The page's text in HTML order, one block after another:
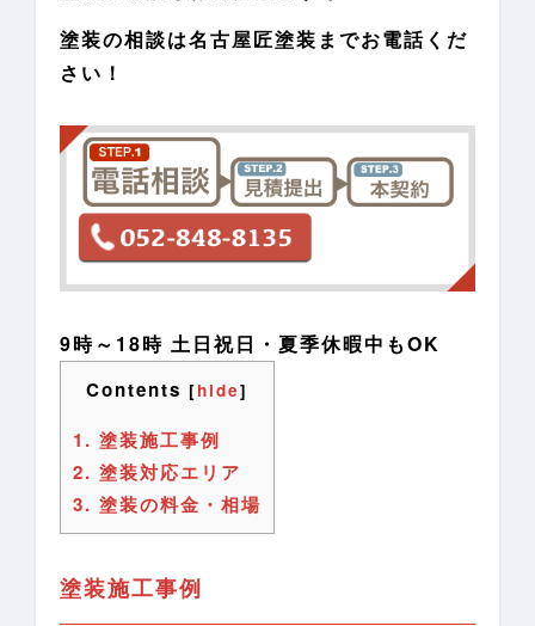
塗装の相談は名古屋匠塗装までお電話くだ
さい！
9時～18時 土日祝日・夏季休暇中もOK
Contents [hide]
1. 塗装施工事例
2. 塗装対応エリア
3. 塗装の料金・相場
塗装施工事例